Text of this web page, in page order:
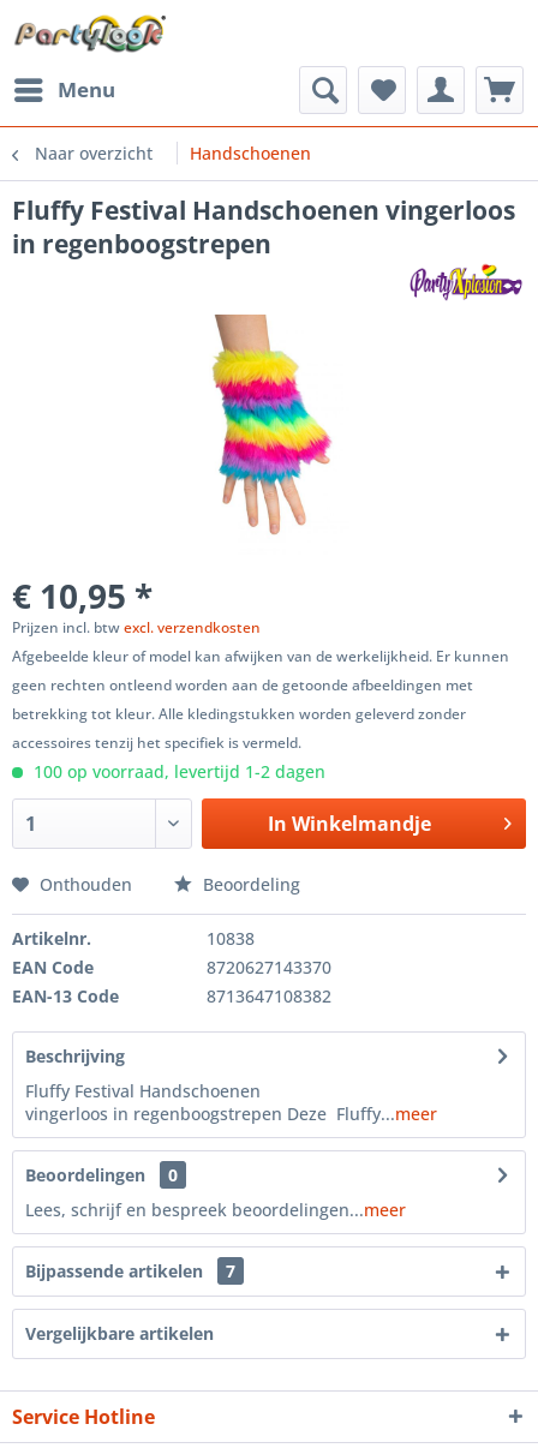
Menu
Naar overzicht Handschoenen
Fluffy Festival Handschoenen vingerloos
in regenboogstrepen
€ 10,95 *
Prijzen incl. btwexcl. verzendkosten
Afgebeelde kleur of model kan afwijken van de werkelijkheid. Er kunnen
geen rechten ontleend worden aan de getoonde afbeeldingen met
betrekking tot kleur. Alle kledingstukken worden geleverd zonder
accessoires tenzij het specifiek is vermeld.
100 op voorraad, levertijd 1-2 dagen
In Winkelmandje
Onthouden Beoordeling
Artikelnr.
10838
EAN Code
8720627143370
EAN-13 Code
8713647108382
Beschrijving
Fluffy Festival Handschoenen
vingerloos in regenboogstrepen Deze Fluffy...meer
Beoordelingen
0
Lees, schrijf en bespreek beoordelingen...meer
Bijpassende artikelen 7
Vergelijkbare artikelen
Service Hotline